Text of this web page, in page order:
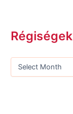
Régiségek